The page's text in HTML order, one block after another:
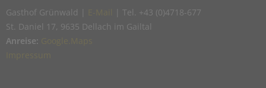
Gasthof Grünwald |
| Tel. +43 (0)4718-677
St. Daniel 17, 9635 Dellach im Gailtal
Anreise: